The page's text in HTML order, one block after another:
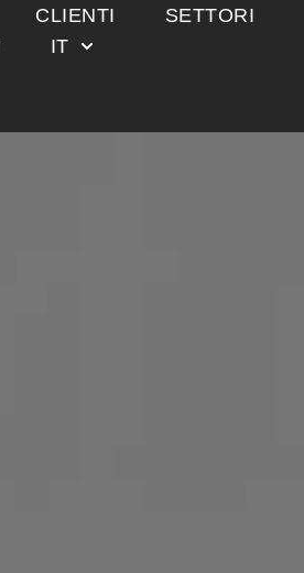
CLIENTI SETTORI
IT